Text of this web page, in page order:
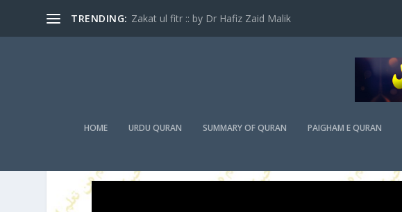
TRENDING: Zakat ul fitr :: by Dr Hafiz Zaid Malik
HOME URDU QURAN SUMMARY OF QURAN PAIGHAM E QURAN